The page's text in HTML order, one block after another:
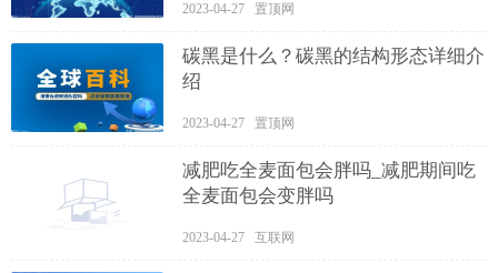
2023-04-27 置顶网
碳黑是什么？碳黑的结构形态详细介
绍
2023-04-27 置顶网
减肥吃全麦面包会胖吗_减肥期间吃
全麦面包会变胖吗
2023-04-27 互联网